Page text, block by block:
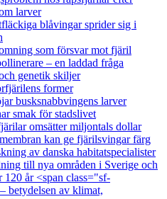
larver
blåvingar sprider sig i
som försvar mot fjäril
– en laddad fråga
genetik skiljer
former
busksnabbvingens larver
smak för stadslivet
omsätter miljontals dollar
kan ge fjärilsvingar färg
av danska habitatspecialister
till nya områden i Sverige och
120 år <span class="sf-
betydelsen av klimat,